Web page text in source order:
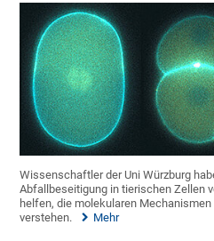
Wissenschaftler der Uni Würzburg
Abfallbeseitigung in tierischen Zellen
helfen, die molekularen
verstehen.
Mehr